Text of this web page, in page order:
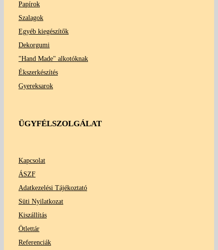
Papírok
Szalagok
Egyéb kiegészítők
Dekorgumi
"Hand Made" alkotóknak
Ékszerkészítés
Gyereksarok
ÜGYFÉLSZOLGÁLAT
Kapcsolat
ÁSZF
Adatkezelési Tájékoztató
Süti Nyilatkozat
Kiszállítás
Ötlettár
Referenciák